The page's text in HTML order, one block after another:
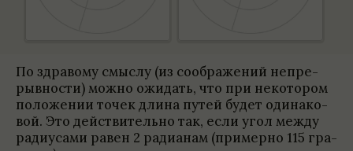
По здра­вому смыслу (из сооб­раже­ний непре­
рыв­но­сти) можно ожи­дать, что при неко­то­ром
положе­нии точек длина путей будет оди­на­ко­
вой. Это действи­тельно так, если угол между
ради­у­сами равен 2 ради­а­нам (при­мерно 115 гра­